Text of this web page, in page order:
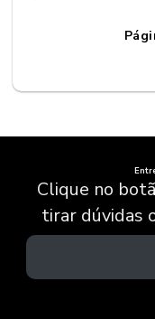
Clique no
tirar dúvidas